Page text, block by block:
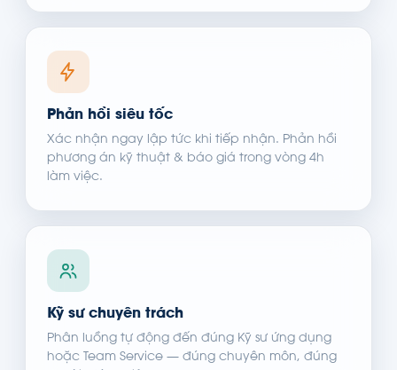
Phản hồi siêu tốc
Xác nhận ngay lập tức khi tiếp nhận. Phản hồi
phương án kỹ thuật & báo giá trong vòng 4h
làm việc.
Kỹ sư chuyên trách
Phân luồng tự động đến đúng Kỹ sư ứng dụng
hoặc Team Service — đúng chuyên môn, đúng